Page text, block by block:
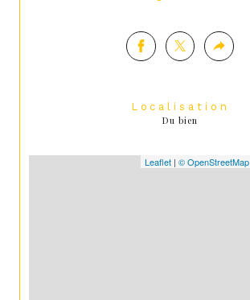
Localisation
Du bien
Leaflet | © OpenStreetMap